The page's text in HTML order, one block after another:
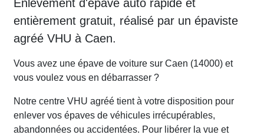
Enlèvement d'épave auto rapide et
entièrement gratuit, réalisé par un épaviste
agréé VHU à Caen.
Vous avez une épave de voiture sur Caen (14000) et
vous voulez vous en débarrasser ?
Notre centre VHU agréé tient à votre disposition pour
enlever vos épaves de véhicules irrécupérables,
abandonnées ou accidentées. Pour libérer la vue et